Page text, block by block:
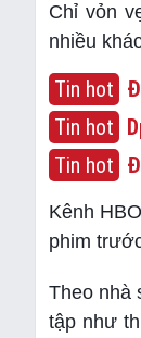
Chỉ vỏn
nhiều
Tin hot
Tin hot
Tin hot
Kênh
phim
Theo nhà
tập như